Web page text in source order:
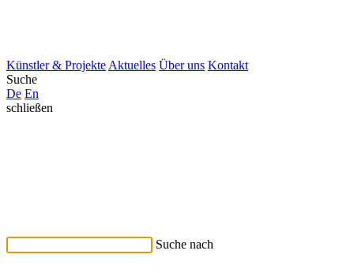
Künstler & Projekte Aktuelles Über uns Kontakt
Suche
De En
schließen
Suche nach